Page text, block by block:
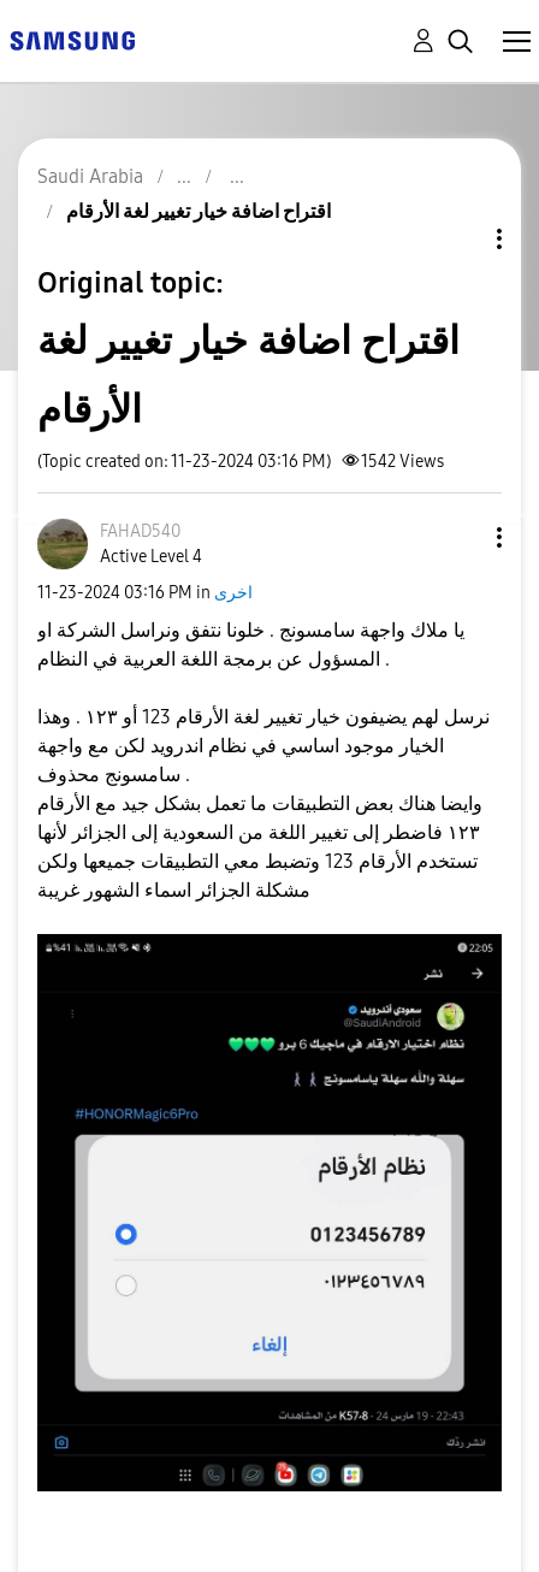
Saudi Arabia
اقتراح اضافة خيار تغيير لغة الأرقام
Original topic:
اقتراح اضافة خيار تغيير لغة
الأرقام
(Topic created on: 11-23-2024 03:16 PM) 1542Views
FAHAD540
Active Level 4
‎11-23-2024 03:16 PM in اخرى
يا ملاك واجهة سامسونج . خلونا نتفق ونراسل الشركة او
المسؤول عن برمجة اللغة العربية في النظام .
نرسل لهم يضيفون خيار تغيير لغة الأرقام 123 أو ١٢٣ . وهذا
الخيار موجود اساسي في نظام اندرويد لكن مع واجهة
سامسونج محذوف .
وايضا هناك بعض التطبيقات ما تعمل بشكل جيد مع الأرقام
١٢٣ فاضطر إلى تغيير اللغة من السعودية إلى الجزائر لأنها
تستخدم الأرقام 123 وتضبط معي التطبيقات جميعها ولكن
مشكلة الجزائر اسماء الشهور غريبة